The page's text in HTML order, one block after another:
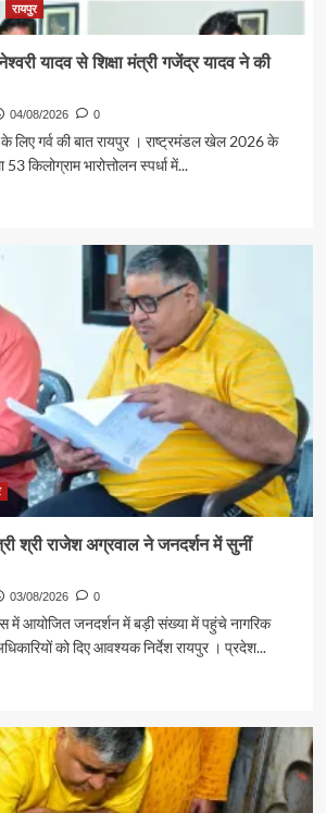
रायपुर
यादव से शिक्षा मंत्री गजेंद्र यादव ने की
04/08/2026 0
लिए गर्व की बात रायपुर । राष्ट्रमंडल खेल 2026 के
किलोग्राम भारोत्तोलन स्पर्धा में...
श्री राजेश अग्रवाल ने जनदर्शन में सुनीं
03/08/2026 0
में आयोजित जनदर्शन में बड़ी संख्या में पहुंचे नागरिक
को दिए आवश्यक निर्देश रायपुर । प्रदेश...